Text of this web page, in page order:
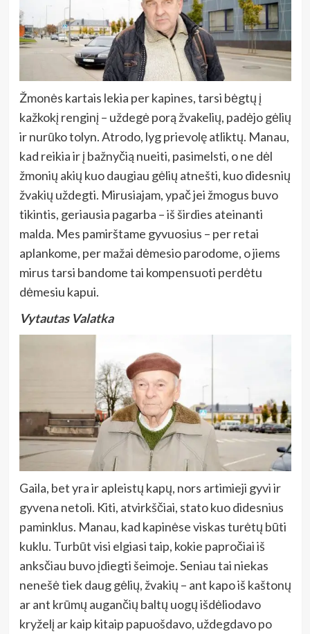
Žmonės kartais lekia per kapines, tarsi bėgtų į
kažkokį renginį – uždegė porą žvakelių, padėjo gėlių
ir nurūko tolyn. Atrodo, lyg prievolę atliktų. Manau,
kad reikia ir į bažnyčią nueiti, pasimelsti, o ne dėl
žmonių akių kuo daugiau gėlių atnešti, kuo didesnių
žvakių uždegti. Mirusiajam, ypač jei žmogus buvo
tikintis, geriausia pagarba – iš širdies ateinanti
malda. Mes pamirštame gyvuosius – per retai
aplankome, per mažai dėmesio parodome, o jiems
mirus tarsi bandome tai kompensuoti perdėtu
dėmesiu kapui.
Vytautas Valatka
Gaila, bet yra ir apleistų kapų, nors artimieji gyvi ir
gyvena netoli. Kiti, atvirkščiai, stato kuo didesnius
paminklus. Manau, kad kapinėse viskas turėtų būti
kuklu. Turbūt visi elgiasi taip, kokie papročiai iš
anksčiau buvo įdiegti šeimoje. Seniau tai niekas
nenešė tiek daug gėlių, žvakių – ant kapo iš kaštonų
ar ant krūmų augančių baltų uogų išdėliodavo
kryželį ar kaip kitaip papuošdavo, uždegdavo po